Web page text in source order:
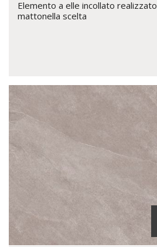
Elemento a elle incollato
mattonella scelta